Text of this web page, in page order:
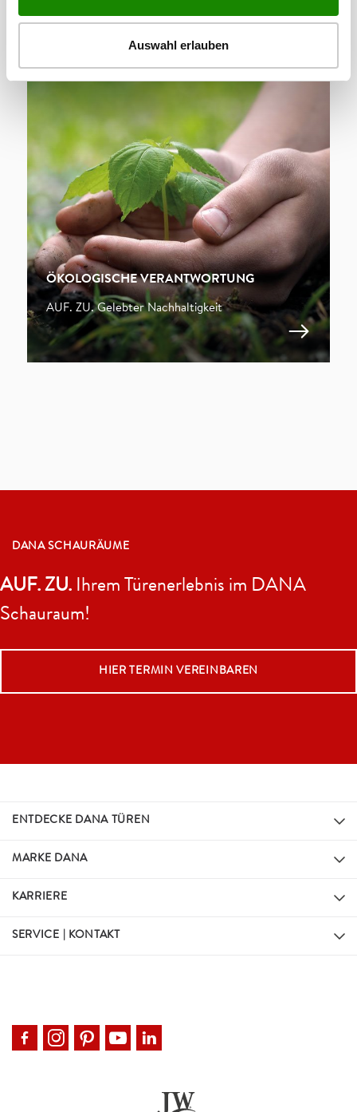
Auswahl erlauben
QUALITÄT AUS ÖSTERREICH
AUF. ZU. Regionaler Wertschöpfung
ÖKOLOGISCHE VERANTWORTUNG
AUF. ZU. Gelebter Nachhaltigkeit
ENTDECKE DANA TÜREN
MARKE DANA
KARRIERE
SERVICE | KONTAKT
DANA SCHAURÄUME
AUF. ZU. Ihrem Türenerlebnis im DANA
Schauraum!
HIER TERMIN VEREINBAREN